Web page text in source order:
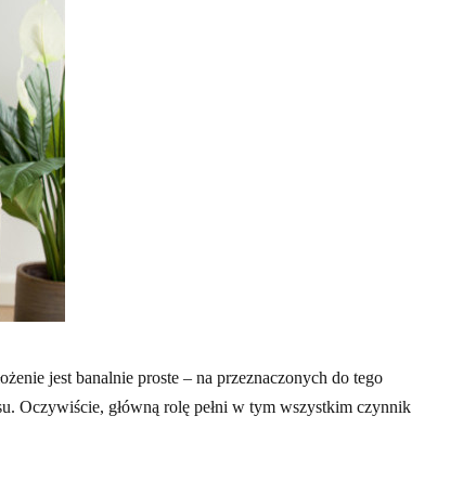
jest banalnie proste – na przeznaczonych do tego
Oczywiście, główną rolę pełni w tym wszystkim czynnik